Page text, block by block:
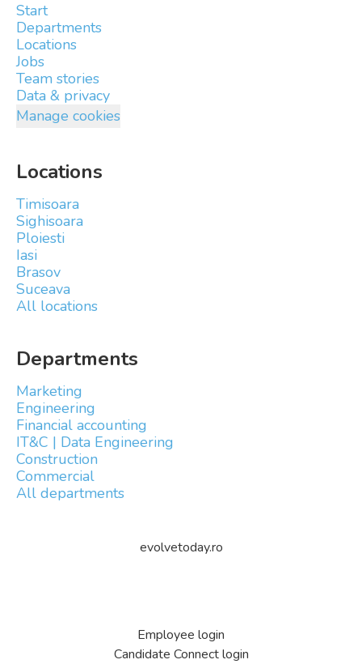
Start
Departments
Locations
Jobs
Team stories
Data & privacy
Manage cookies
Locations
Timisoara
Sighisoara
Ploiesti
Iasi
Brasov
Suceava
All locations
Departments
Marketing
Engineering
Financial accounting
IT&C | Data Engineering
Construction
Commercial
All departments
evolvetoday.ro
Employee login
Candidate Connect login